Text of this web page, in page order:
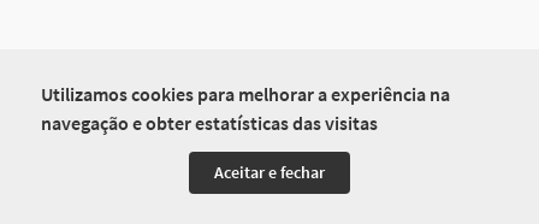
Utilizamos cookies para melhorar a experiência na
navegação e obter estatísticas das visitas
Aceitar e fechar